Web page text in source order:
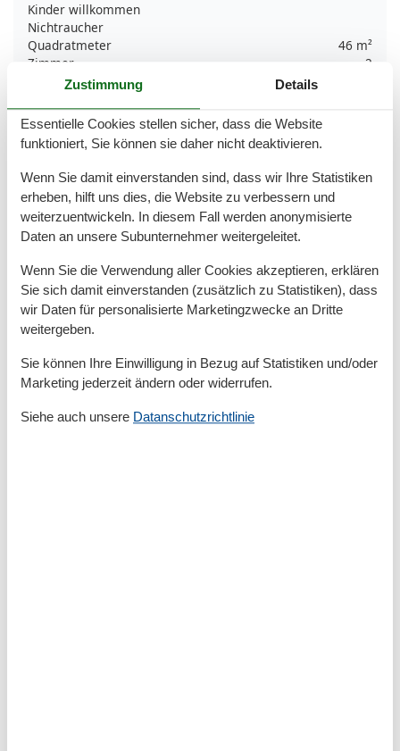
Kinder willkommen
Nichtraucher
Quadratmeter
46 m²
Zimmer
2
Privater P-Platz
Strandentfernung 300 m
Küche
Backofen
Küche
Kühlschrank
Toaster
Wasserkocher
Unterkunft
Aufzug
Betten
Zustimmung Details
Essentielle Cookies stellen sicher, dass die Website
funktioniert, Sie können sie daher nicht deaktivieren.
Wenn Sie damit einverstanden sind, dass wir Ihre Statistiken
erheben, hilft uns dies, die Website zu verbessern und
weiterzuentwickeln. In diesem Fall werden anonymisierte
Daten an unsere Subunternehmer weitergeleitet.
Wenn Sie die Verwendung aller Cookies akzeptieren, erklären
Sie sich damit einverstanden (zusätzlich zu Statistiken), dass
wir Daten für personalisierte Marketingzwecke an Dritte
weitergeben.
Sie können Ihre Einwilligung in Bezug auf Statistiken und/oder
Marketing jederzeit ändern oder widerrufen.
Siehe auch unsere Datanschutzrichtlinie